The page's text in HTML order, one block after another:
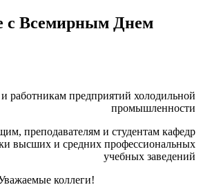
с Всемирным Днем
работникам предприятий холодильной
промышленности
преподавателям и студентам кафедр
высших и средних профессиональных
учебных заведений
коллеги!